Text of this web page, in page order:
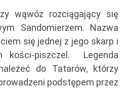
wąwóz rozciągający się
Sandomierzem. Nazwa
się jednej z jego skarp i
kości-piszczel. Legenda
do Tatarów, którzy
podstępem przez